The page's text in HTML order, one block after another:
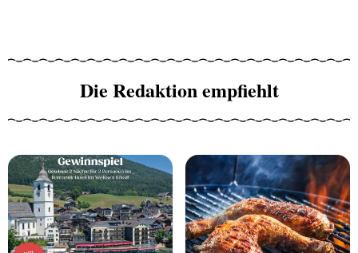
Die Redaktion empfiehlt